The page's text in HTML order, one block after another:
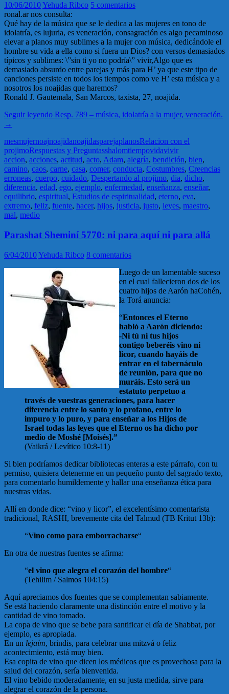
10/06/2010Yehuda Ribco 5 comentarios
ronal.ar nos consulta:
Qué hay de la música que se le dedica a las mujeres en tono de
idolatría, es lujuria, es veneración, consagración es algo pecaminoso
elevar a planos muy sublimes a la mujer con música, dedicándole el
hombre su vida a ella como si fuera un Dios? con versos demasiados
típicos y sublimes: \”sin ti yo no podría\” vivir,Algo que es
demasiado absurdo entre parejas y más para H’ ya que este tipo de
canciones persiste en todos los tiempos como ve H’ esta música y a
nosotros los noajidas que haremos?
Ronald J. Gautemala, San Marcos, taxista, 27, noajida.
Seguir leyendo Resp. 789 – música, idolatría a la mujer, veneración.
→
mesmujernoajnoajidanoajidasparejaplanosRelacion con el
projimoRespuestas y Preguntasshalomtiempovidavivir
accion, acciones, actitud, acto, Adam, alegría, bendición, bien,
camino, caos, carne, casa, comer, conducta, Costumbres, Creencias
erroneas, cuerpo, cuidado, Despertando al projimo, dia, dicho,
diferencia, edad, ego, ejemplo, enfermedad, enseñanza, enseñar,
equilibrio, espiritual, Estudios de espiritualidad, eterno, eva,
extremo, feliz, fuente, hacer, hijos, justicia, justo, leyes, maestro,
mal, medio
Parashat Sheminí 5770: ni para aquí ni para allá
6/04/2010Yehuda Ribco 8 comentarios
Luego de un lamentable suceso
en el cual fallecieron dos de los
cuatro hijos de Aarón haCohén,
la Torá anuncia:
“Entonces el Eterno
habló a Aarón diciendo:
-Ni tú ni tus hijos
contigo beberéis vino ni
licor, cuando hayáis de
entrar en el tabernáculo
de reunión, para que no
muráis. Esto será un
estatuto perpetuo a
través de vuestras generaciones, para hacer
diferencia entre lo santo y lo profano, entre lo
impuro y lo puro, y para enseñar a los Hijos de
Israel todas las leyes que el Eterno os ha dicho por
medio de Moshé [Moisés].”
(Vaikrá / Levítico 10:8-11)
Si bien podríamos dedicar bibliotecas enteras a este párrafo, con tu
permiso, quisiera detenerme en un pequeño punto del sagrado texto,
para comentarlo humildemente y hallar una enseñanza ética para
nuestras vidas.
Allí en donde dice: “vino y licor”, el excelentísimo comentarista
tradicional, RASHI, brevemente cita del Talmud (TB Kritut 13b):
“Vino como para emborracharse“
En otra de nuestras fuentes se afirma:
“el vino que alegra el corazón del hombre“
(Tehilim / Salmos 104:15)
Aquí apreciamos dos fuentes que se complementan sabiamente.
Se está haciendo claramente una distinción entre el motivo y la
cantidad de vino tomado.
La copa de vino que se bebe para santificar el día de Shabbat, por
ejemplo, es apropiada.
En un lejaím, brindis, para celebrar una mitzvá o feliz
acontecimiento, está muy bien.
Esa copita de vino que dicen los médicos que es provechosa para la
salud del corazón, sería bienvenida.
El vino bebido moderadamente, en su justa medida, sirve para
alegrar el corazón de la persona.